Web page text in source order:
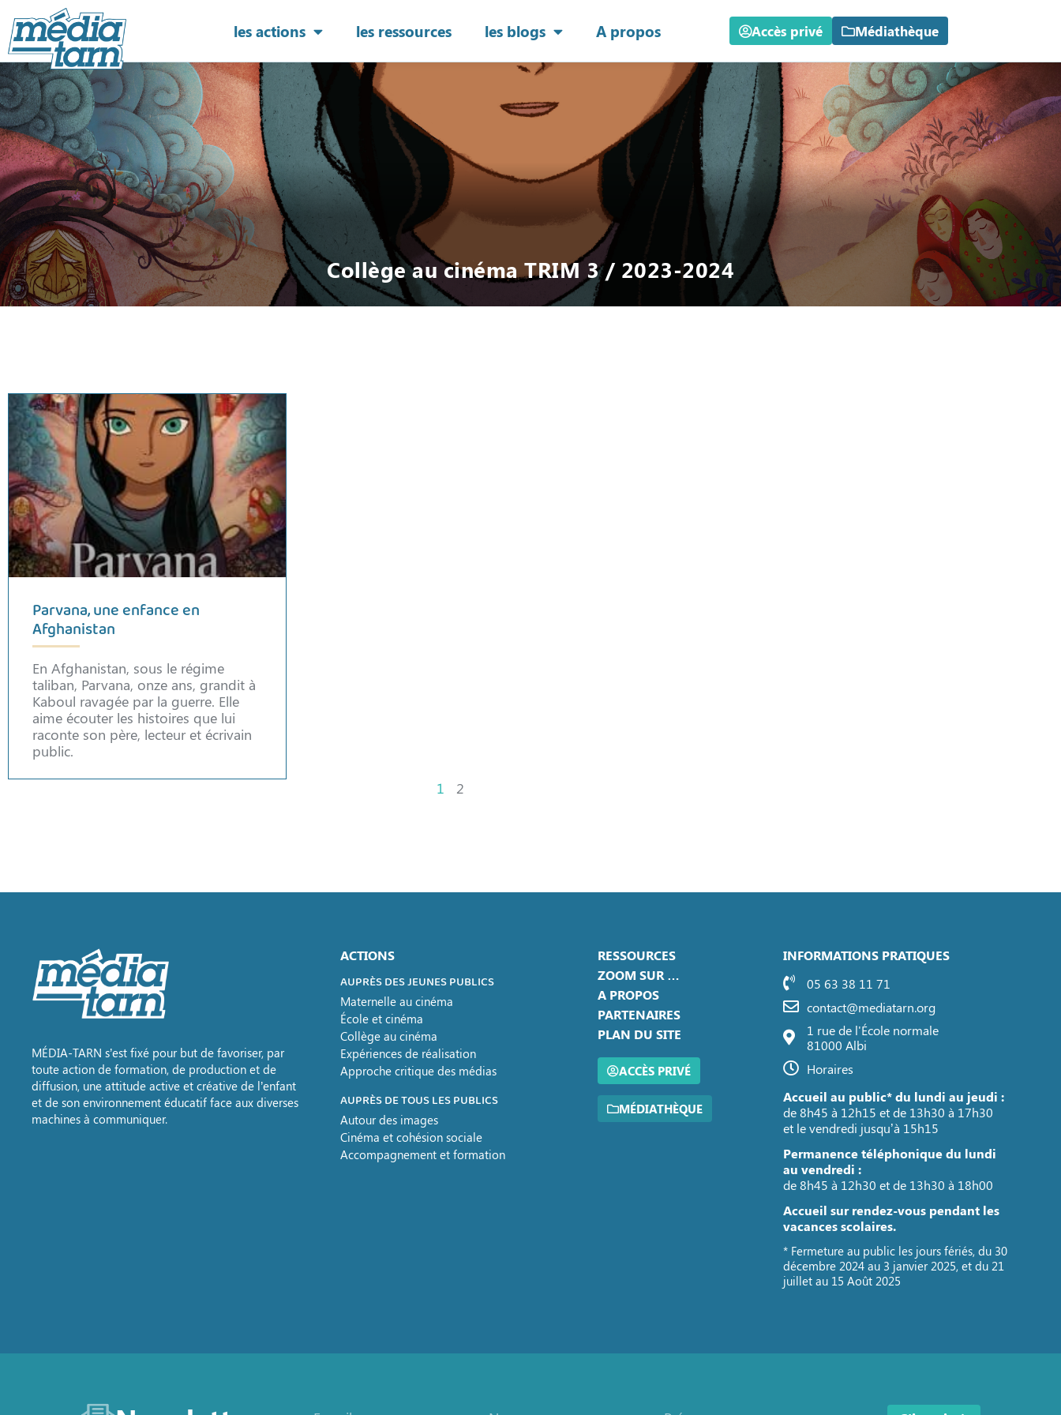
les actions les ressources les blogs A propos Accès privé Médiathèque
Collège au cinéma TRIM 3 / 2023-2024
Parvana, une enfance en
Afghanistan
En Afghanistan, sous le régime
taliban, Parvana, onze ans, grandit à
Kaboul ravagée par la guerre. Elle
aime écouter les histoires que lui
raconte son père, lecteur et écrivain
public.
1 2
MÉDIA-TARN s’est fixé pour but de favoriser, par
toute action de formation, de production et de
diffusion, une attitude active et créative de l’enfant
et de son environnement éducatif face aux diverses
machines à communiquer.
ACTIONS
AUPRÈS DES JEUNES PUBLICS
Maternelle au cinéma
École et cinéma
Collège au cinéma
Expériences de réalisation
Approche critique des médias
AUPRÈS DE TOUS LES PUBLICS
Autour des images
Cinéma et cohésion sociale
Accompagnement et formation
RESSOURCES
ZOOM SUR …
A PROPOS
PARTENAIRES
PLAN DU SITE
ACCÈS PRIVÉ
MÉDIATHÈQUE
INFORMATIONS PRATIQUES
05 63 38 11 71
contact@mediatarn.org
1 rue de l'École normale
81000 Albi
Horaires
Accueil au public* du lundi au jeudi :
de 8h45 à 12h15 et de 13h30 à 17h30
et le vendredi jusqu’à 15h15
Permanence téléphonique du lundi
au vendredi :
de 8h45 à 12h30 et de 13h30 à 18h00
Accueil sur rendez-vous pendant les
vacances scolaires.
* Fermeture au public les jours fériés, du 30
décembre 2024 au 3 janvier 2025, et du 21
juillet au 15 Août 2025